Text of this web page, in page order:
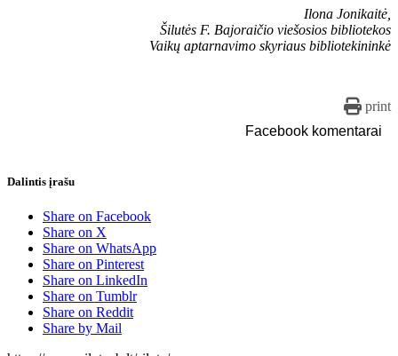
Ilona Jonikaitė,
Šilutės F. Bajoraičio viešosios bibliotekos
Vaikų aptarnavimo skyriaus bibliotekininkė
print
Facebook komentarai
Dalintis įrašu
Share on Facebook
Share on X
Share on WhatsApp
Share on Pinterest
Share on LinkedIn
Share on Tumblr
Share on Reddit
Share by Mail